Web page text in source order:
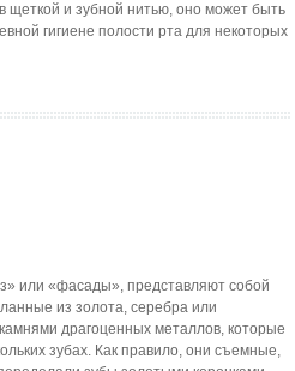
щеткой и зубной нитью, оно может быть
гигиене полости рта для некоторых
или «фасады», представляют собой
из золота, серебра или
драгоценных металлов, которые
зубах. Как правило, они съемные,